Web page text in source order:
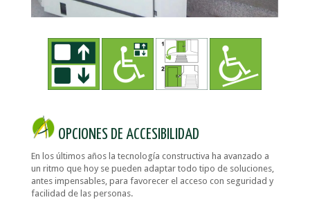
OPCIONES DE ACCESIBILIDAD
En los últimos años la tecnología constructiva ha avanzado a
un ritmo que hoy se pueden adaptar todo tipo de soluciones,
antes impensables, para favorecer el acceso con seguridad y
facilidad de las personas.